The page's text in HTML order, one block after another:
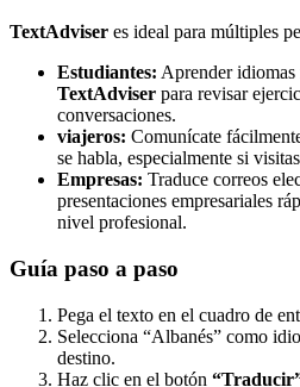
TextAdviser es ideal para múltiples
Estudiantes: Aprender
TextAdviser para revisar
conversaciones.
viajeros: Comunícate
se habla, especialmente si
Empresas: Traduce correos
presentaciones empresariales
nivel profesional.
Guía paso a paso
Pega el texto en el cuadro de
Selecciona “Albanés” como
destino.
Haz clic en el botón